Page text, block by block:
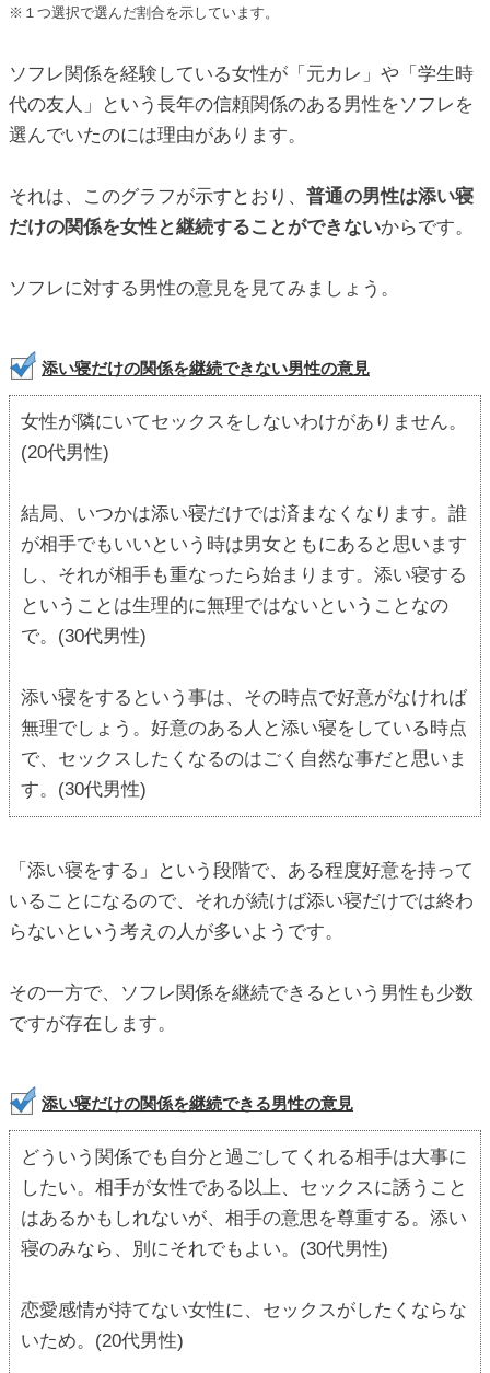
※１つ選択で選んだ割合を示しています。
ソフレ関係を経験している女性が「元カレ」や「学生時
代の友人」という長年の信頼関係のある男性をソフレを
選んでいたのには理由があります。
それは、このグラフが示すとおり、 普通の男性は添い寝
だけの関係を女性と継続することができないからです。
ソフレに対する男性の意見を見てみましょう。
添い寝だけの関係を継続できない男性の意見
女性が隣にいてセックスをしないわけがありません。
(20代男性)
結局、いつかは添い寝だけでは済まなくなります。誰
が相手でもいいという時は男女ともにあると思います
し、それが相手も重なったら始まります。添い寝する
ということは生理的に無理ではないということなの
で。(30代男性)
添い寝をするという事は、その時点で好意がなければ
無理でしょう。好意のある人と添い寝をしている時点
で、セックスしたくなるのはごく自然な事だと思いま
す。(30代男性)
「添い寝をする」という段階で、ある程度好意を持って
いることになるので、それが続けば添い寝だけでは終わ
らないという考えの人が多いようです。
その一方で、ソフレ関係を継続できるという男性も少数
ですが存在します。
添い寝だけの関係を継続できる男性の意見
どういう関係でも自分と過ごしてくれる相手は大事に
したい。相手が女性である以上、セックスに誘うこと
はあるかもしれないが、相手の意思を尊重する。添い
寝のみなら、別にそれでもよい。(30代男性)
恋愛感情が持てない女性に、セックスがしたくならな
いため。(20代男性)